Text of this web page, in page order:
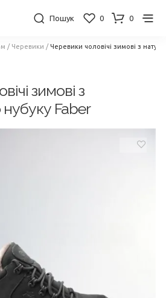
Пошук 0 0
/ Черевики /Черевики чоловічі зимові з
зимові з
Faber